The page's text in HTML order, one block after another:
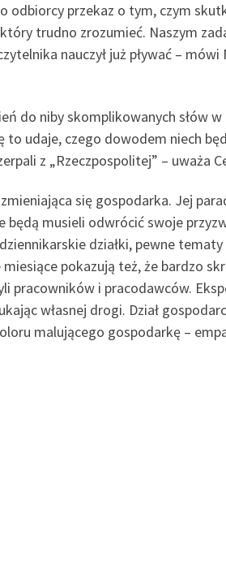
odbiorcy przekaz o tym, czym
trudno zrozumieć. Naszym
nauczył już pływać – mówi
do niby skomplikowanych słów
to udaje, czego dowodem niech
z „Rzeczpospolitej” – uważa
się gospodarka. Jej
będą musieli odwrócić swoje
działki, pewne
pokazują też, że bardzo
pracowników i pracodawców.
własnej drogi. Dział
malującego gospodarkę –